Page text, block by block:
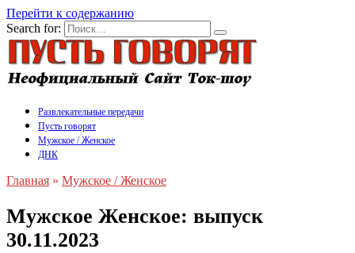
Перейти к содержанию
Search for:
Развлекательные передачи
Пусть говорят
Мужское / Женское
ДНК
Главная » Мужское / Женское
Мужское Женское: выпуск
30.11.2023